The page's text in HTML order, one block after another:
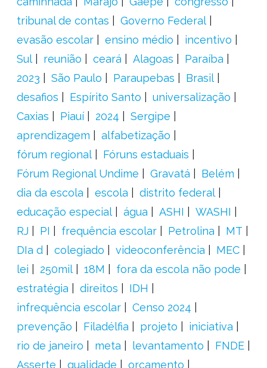
tribunal de contas
Governo Federal
evasão escolar
ensino médio
incentivo
Sul
reunião ceará Alagoas
Paraíba
2023
São Paulo Paraupebas
Brasil
desafios
Espírito Santo
universalização
Caxias
Piauí 2024
Sergipe
aprendizagem
alfabetização
fórum regional
Fóruns estaduais
Fórum Regional Undime
Gravatá
Belém
dia da escola
escola
distrito federal
educação especial
água ASHI
WASHI
RJ
PI frequência escolar Petrolina
MT
DIa d
colegiado videoconferência
MEC
lei
250mil 18M
fora da escola não pode
estratégia
direitos
IDH
infrequência escolar
Censo 2024
prevenção
Filadélfia projeto
iniciativa
rio de janeiro
meta levantamento
FNDE
Asserte
qualidade
orçamento